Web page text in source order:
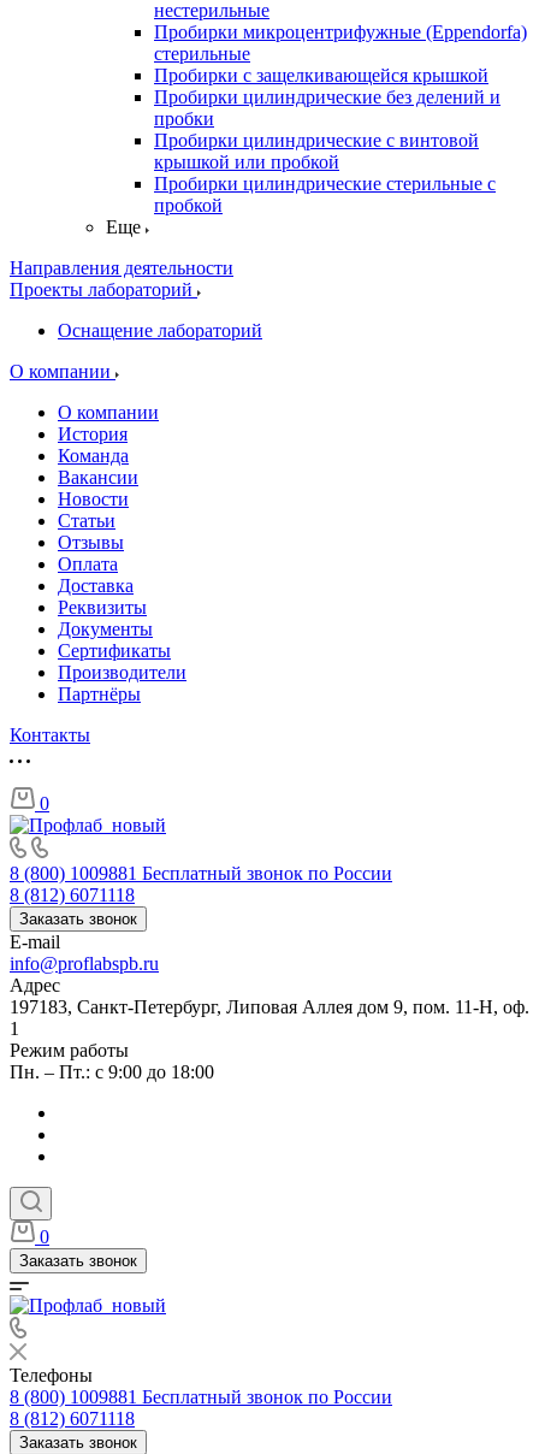
нестерильные
Пробирки микроцентрифужные (Eppendorfа)
стерильные
Пробирки с защелкивающейся крышкой
Пробирки цилиндрические без делений и
пробки
Пробирки цилиндрические с винтовой
крышкой или пробкой
Пробирки цилиндрические стерильные с
пробкой
Еще
Направления деятельности
Проекты лабораторий
Оснащение лабораторий
О компании
О компании
История
Команда
Вакансии
Новости
Статьи
Отзывы
Оплата
Доставка
Реквизиты
Документы
Сертификаты
Производители
Партнёры
Контакты
0
8 (800) 1009881 Бесплатный звонок по России
8 (812) 6071118
Заказать звонок
E-mail
info@proflabspb.ru
Адрес
197183, Санкт-Петербург, Липовая Аллея дом 9, пом. 11-Н, оф.
1
Режим работы
Пн. – Пт.: с 9:00 до 18:00
0
Заказать звонок
Телефоны
8 (800) 1009881 Бесплатный звонок по России
8 (812) 6071118
Заказать звонок